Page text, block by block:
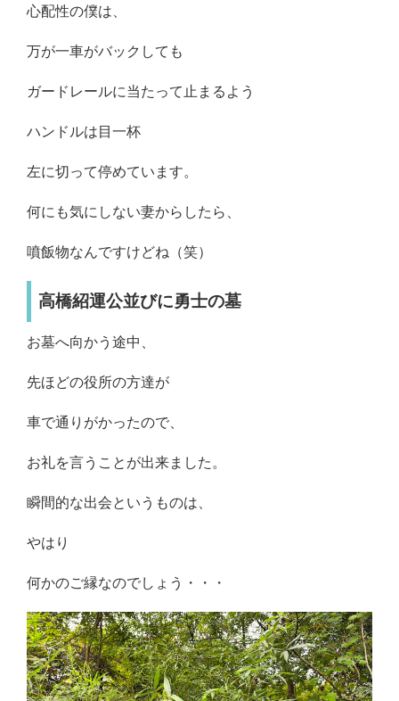
心配性の僕は、
万が一車がバックしても
ガードレールに当たって止まるよう
ハンドルは目一杯
左に切って停めています。
何にも気にしない妻からしたら、
噴飯物なんですけどね（笑）
高橋紹運公並びに勇士の墓
お墓へ向かう途中、
先ほどの役所の方達が
車で通りがかったので、
お礼を言うことが出来ました。
瞬間的な出会というものは、
やはり
何かのご縁なのでしょう・・・